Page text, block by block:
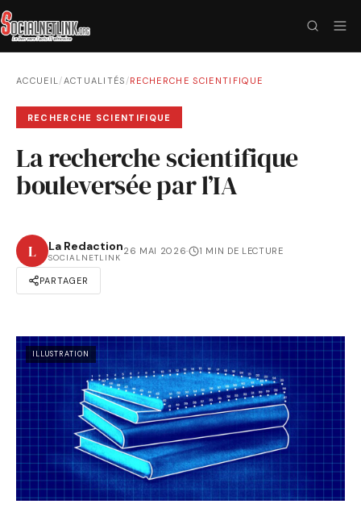
ACCUEIL/ACTUALITÉS /RECHERCHE SCIENTIFIQUE
RECHERCHE SCIENTIFIQUE
La recherche scientifique
bouleversée par l’IA
L La Redaction
SOCIALNETLINK
26 MAI 2026· 1 MIN DE LECTURE
PARTAGER
ILLUSTRATION